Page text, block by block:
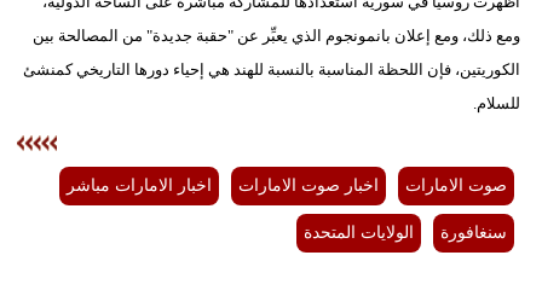
ومع ذلك، ومع إعلان بانمونجوم الذي يعبِّر عن "حقبة جديدة" من المصالحة بين
الكوريتين، فإن اللحظة المناسبة بالنسبة للهند هي إحياء دورها التاريخي كمنشئ
للسلام.
صوت الامارات اخبار صوت الامارات اخبار الامارات مباشر
سنغافورة الولايات المتحدة